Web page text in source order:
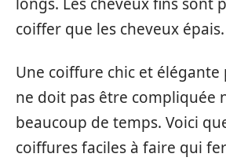
coiffer que les cheveux épais.
Une coiffure chic et
ne doit pas être compliquée
beaucoup de temps. Voici
coiffures faciles à faire qui